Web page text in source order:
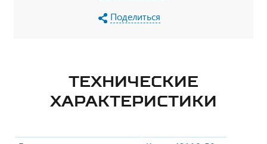
Поделиться
ТЕХНИЧЕСКИЕ
ХАРАКТЕРИСТИКИ